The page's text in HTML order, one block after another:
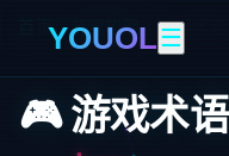
YOUOL☰
首页 › 游戏攻略 游戏术
🎮 游戏术